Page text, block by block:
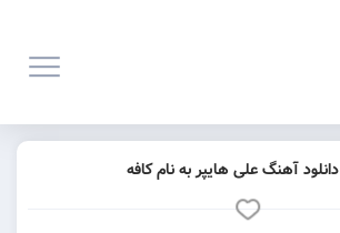
دانلود آهنگ علی هایپر به نام کافه